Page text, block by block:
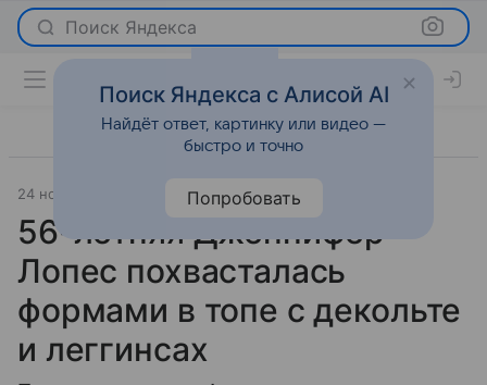
Поиск Яндекса
24 ноября 2025 Леди Mail Светская жизнь
56-летняя Дженнифер
Лопес похвасталась
формами в топе с декольте
и леггинсах
Поиск Яндекса с Алисой AI
Найдёт ответ, картинку или видео —
быстро и точно
Попробовать